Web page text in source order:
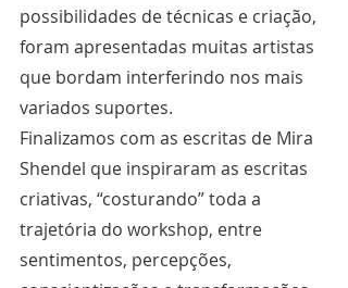
possibilidades de técnicas e criação,
foram apresentadas muitas artistas
que bordam interferindo nos mais
variados suportes.
Finalizamos com as escritas de Mira
Shendel que inspiraram as escritas
criativas, “costurando” toda a
trajetória do workshop, entre
sentimentos, percepções,